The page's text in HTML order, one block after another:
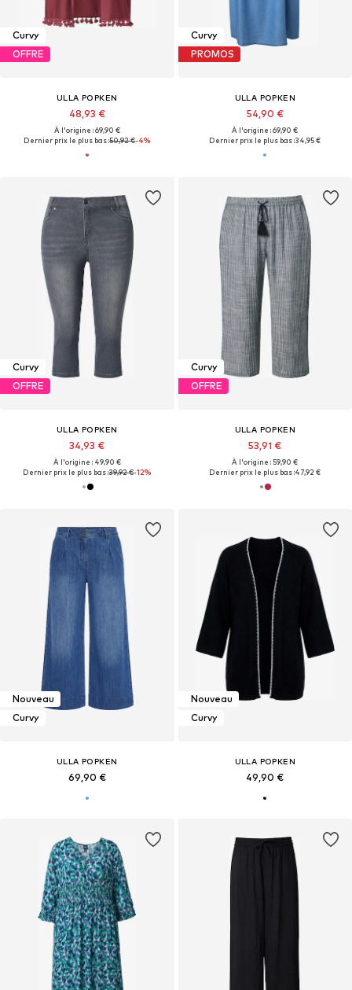
Curvy
OFFRE
ULLA POPKEN
48,93 €
À l'origine : 69,90 €
Dernier prix le plus bas :50,92 €-4%
Curvy
PROMOS
ULLA POPKEN
54,90 €
À l'origine : 69,90 €
Dernier prix le plus bas :34,95 €
Curvy
OFFRE
ULLA POPKEN
34,93 €
À l'origine : 49,90 €
Dernier prix le plus bas :39,92 €-12%
Curvy
OFFRE
ULLA POPKEN
53,91 €
À l'origine : 59,90 €
Dernier prix le plus bas :47,92 €
Nouveau
Curvy
ULLA POPKEN
69,90 €
Nouveau
Curvy
ULLA POPKEN
49,90 €